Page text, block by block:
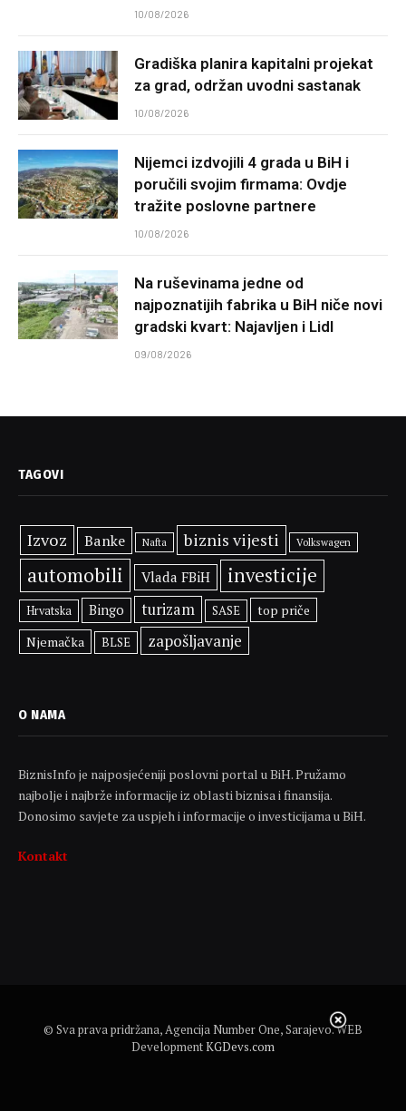
10/08/2026
Gradiška planira kapitalni projekat
za grad, održan uvodni sastanak
10/08/2026
Nijemci izdvojili 4 grada u BiH i
poručili svojim firmama: Ovdje
tražite poslovne partnere
10/08/2026
Na ruševinama jedne od
najpoznatijih fabrika u BiH niče novi
gradski kvart: Najavljen i Lidl
09/08/2026
TAGOVI
Izvoz Banke Nafta biznis vijesti Volkswagen
automobili Vlada FBiH investicije
Hrvatska Bingo turizam SASE
top priče
Njemačka
BLSE zapošljavanje
O NAMA
BiznisInfo je najposjećeniji poslovni portal u BiH. Pružamo
najbolje i najbrže informacije iz oblasti biznisa i finansija.
Donosimo savjete za uspjeh i informacije o investicijama u BiH.
Kontakt
© Sva prava pridržana, Agencija Number One, Sarajevo. WEB
DevelopmentKGDevs.com